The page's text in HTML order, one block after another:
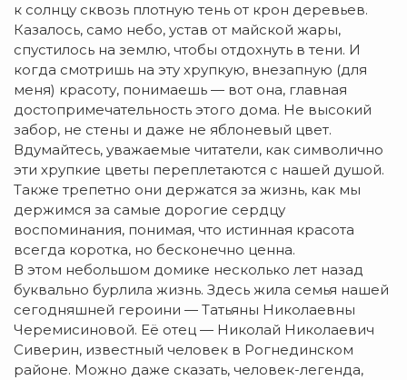
к солнцу сквозь плотную тень от крон деревьев.
Казалось, само небо, устав от майской жары,
спустилось на землю, чтобы отдохнуть в тени. И
когда смотришь на эту хрупкую, внезапную (для
меня) красоту, понимаешь — вот она, главная
достопримечательность этого дома. Не высокий
забор, не стены и даже не яблоневый цвет.
Вдумайтесь, уважаемые читатели, как символично
эти хрупкие цветы переплетаются с нашей душой.
Также трепетно они держатся за жизнь, как мы
держимся за самые дорогие сердцу
воспоминания, понимая, что истинная красота
всегда коротка, но бесконечно ценна.
В этом небольшом домике несколько лет назад
буквально бурлила жизнь. Здесь жила семья нашей
сегодняшней героини — Татьяны Николаевны
Черемисиновой. Её отец — Николай Николаевич
Сиверин, известный человек в Рогнединском
районе. Можно даже сказать, человек-легенда,